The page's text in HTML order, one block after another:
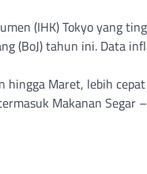
(IHK) Tokyo yang
(BoJ) tahun ini. Data
hingga Maret, lebih
Makanan